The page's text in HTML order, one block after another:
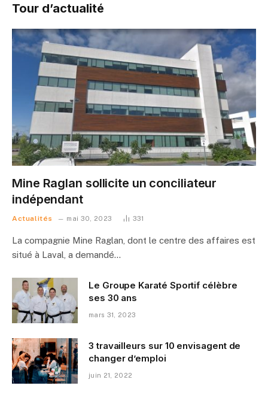
Tour d’actualité
Mine Raglan sollicite un conciliateur
indépendant
Actualités mai 30, 2023 331
La compagnie Mine Raglan, dont le centre des affaires est
situé à Laval, a demandé…
Le Groupe Karaté Sportif célèbre
ses 30 ans
mars 31, 2023
3 travailleurs sur 10 envisagent de
changer d’emploi
juin 21, 2022